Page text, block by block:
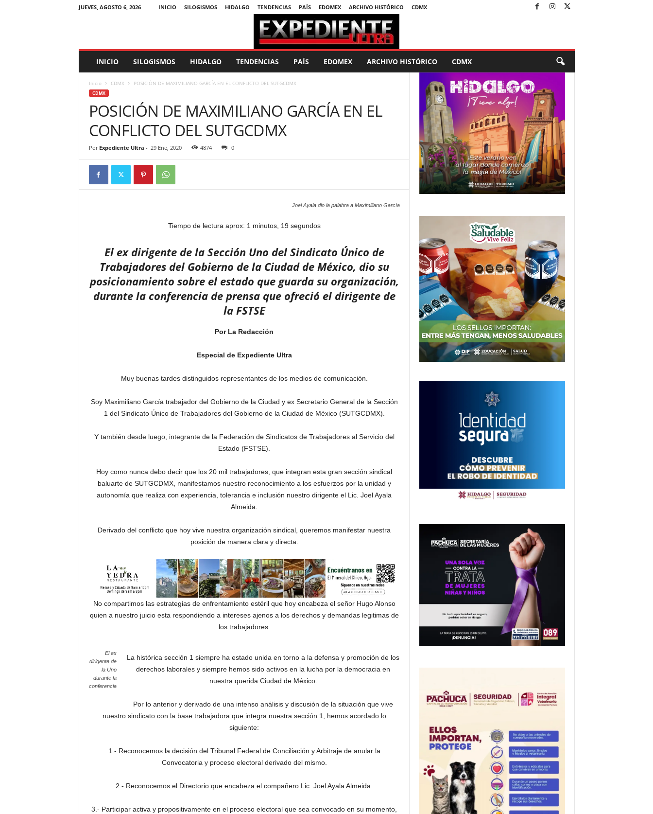
JUEVES, AGOSTO 6, 2026 INICIO SILOGISMOS HIDALGO TENDENCIAS PAÍS EDOMEX ARCHIVO HISTÓRICO CDMX
p
INICIO SILOGISMOS HIDALGO TENDENCIAS PAÍS EDOMEX ARCHIVO HISTÓRICO CDMX
Inicio CDMX POSICIÓN DE MAXIMILIANO GARCÍA EN EL CONFLICTO DEL SUTGCDMX
CDMX
POSICIÓN DE MAXIMILIANO GARCÍA EN EL
CONFLICTO DEL SUTGCDMX
Por Expediente Ultra - 29 Ene, 2020 4874 0
Joel Ayala dio la palabra a Maximiliano García
Tiempo de lectura aprox: 1 minutos, 19 segundos
El ex dirigente de la Sección Uno del Sindicato Único de
Trabajadores del Gobierno de la Ciudad de México, dio su
posicionamiento sobre el estado que guarda su organización,
durante la conferencia de prensa que ofreció el dirigente de
la FSTSE
Por La Redacción
Especial de Expediente Ultra
Muy buenas tardes distinguidos representantes de los medios de comunicación.
Soy Maximiliano García trabajador del Gobierno de la Ciudad y ex Secretario General de la Sección
1 del Sindicato Único de Trabajadores del Gobierno de la Ciudad de México (SUTGCDMX).
Y también desde luego, integrante de la Federación de Sindicatos de Trabajadores al Servicio del
Estado (FSTSE).
Hoy como nunca debo decir que los 20 mil trabajadores, que integran esta gran sección sindical
baluarte de SUTGCDMX, manifestamos nuestro reconocimiento a los esfuerzos por la unidad y
autonomía que realiza con experiencia, tolerancia e inclusión nuestro dirigente el Lic. Joel Ayala
Almeida.
Derivado del conflicto que hoy vive nuestra organización sindical, queremos manifestar nuestra
posición de manera clara y directa.
No compartimos las estrategias de enfrentamiento estéril que hoy encabeza el señor Hugo Alonso
quien a nuestro juicio esta respondiendo a intereses ajenos a los derechos y demandas legitimas de
los trabajadores.
El ex
dirigente de
la Uno
durante la
conferencia
La histórica sección 1 siempre ha estado unida en torno a la defensa y promoción de los
derechos laborales y siempre hemos sido activos en la lucha por la democracia en
nuestra querida Ciudad de México.
Por lo anterior y derivado de una intenso análisis y discusión de la situación que vive
nuestro sindicato con la base trabajadora que integra nuestra sección 1, hemos acordado lo
siguiente:
1.- Reconocemos la decisión del Tribunal Federal de Conciliación y Arbitraje de anular la
Convocatoria y proceso electoral derivado del mismo.
2.- Reconocemos el Directorio que encabeza el compañero Lic. Joel Ayala Almeida.
3.- Participar activa y propositivamente en el proceso electoral que sea convocado en su momento,